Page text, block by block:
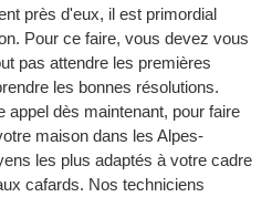
près d'eux, il est primordial
Pour ce faire, vous devez vous
pas attendre les premières
les bonnes résolutions.
appel dès maintenant, pour faire
maison dans les Alpes-
les plus adaptés à votre cadre
cafards. Nos techniciens